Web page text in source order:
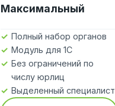
Максимальный
Полный набор органов
Модуль для 1С
Без ограничений по
числу юрлиц
Выделенный специалист